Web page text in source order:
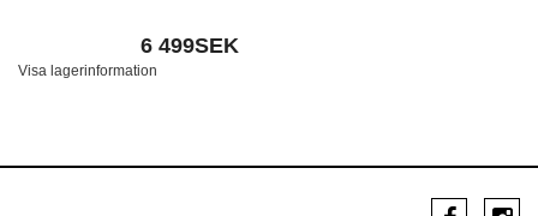
6 499SEK
Visa lagerinformation